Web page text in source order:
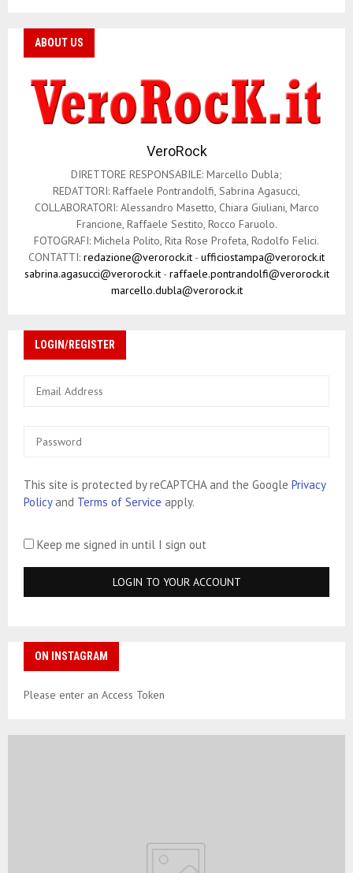
ABOUT US
VeroRock
DIRETTORE RESPONSABILE: Marcello Dubla;
REDATTORI: Raffaele Pontrandolfi, Sabrina Agasucci,
COLLABORATORI: Alessandro Masetto, Chiara Giuliani, Marco
Francione, Raffaele Sestito, Rocco Faruolo.
FOTOGRAFI: Michela Polito, Rita Rose Profeta, Rodolfo Felici.
CONTATTI: redazione@verorock.it - ufficiostampa@verorock.it
sabrina.agasucci@verorock.it- raffaele.pontrandolfi@verorock.it
marcello.dubla@verorock.it
LOGIN/REGISTER
This site is protected by reCAPTCHA and the Google Privacy
Policyand Terms of Service apply.
Keep me signed in until I sign out
ON INSTAGRAM
Please enter an Access Token